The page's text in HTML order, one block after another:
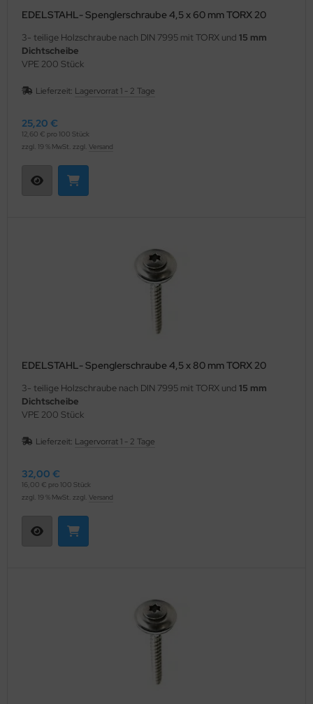
EDELSTAHL- Spenglerschraube 4,5 x 60 mm TORX 20
3- teilige Holzschraube nach DIN 7995 mit TORX und 15 mm
Dichtscheibe
VPE 200 Stück
Lieferzeit: Lagervorrat 1 - 2 Tage
25,20 €
12,60 € pro 100 Stück
zzgl. 19 % MwSt. zzgl. Versand
EDELSTAHL- Spenglerschraube 4,5 x 80 mm TORX 20
3- teilige Holzschraube nach DIN 7995 mit TORX und 15 mm
Dichtscheibe
VPE 200 Stück
Lieferzeit: Lagervorrat 1 - 2 Tage
32,00 €
16,00 € pro 100 Stück
zzgl. 19 % MwSt. zzgl. Versand